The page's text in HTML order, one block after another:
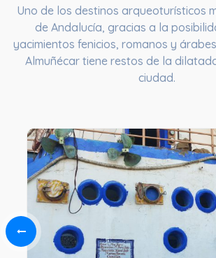
Uno de los destinos arqueoturísticos
de Andalucía, gracias a la
yacimientos fenicios, romanos y
Almuñécar tiene restos de la
ciudad.